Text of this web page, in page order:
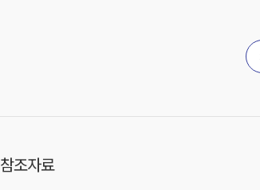
참조자료